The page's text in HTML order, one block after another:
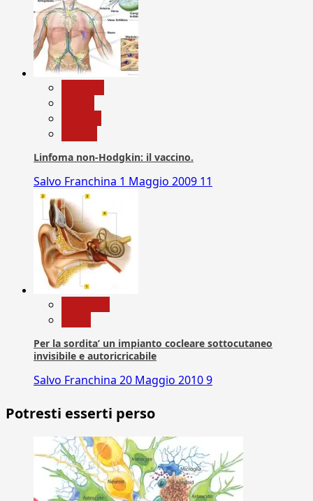
Linfoma non-Hodgkin: il vaccino.
Salvo Franchina 1 Maggio 2009 11
Per la sordita’ un impianto cocleare sottocutaneo
invisibile e autoricricabile
Salvo Franchina 20 Maggio 20109
Potresti esserti perso